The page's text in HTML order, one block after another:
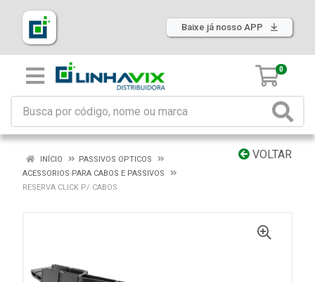
Baixe já nosso APP
0
VOLTAR
INÍCIO
PASSIVOS OPTICOS
ACESSORIOS PARA CABOS E PASSIVOS
RESERVA CLICK P/ CABOS